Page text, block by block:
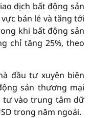
dịch bất động sản
bán lẻ và tăng tới
khi bất động sản
chỉ tăng 25%, theo
đầu tư xuyên biên
sản thương mại
tư vào trung tâm dữ
trong năm ngoái.